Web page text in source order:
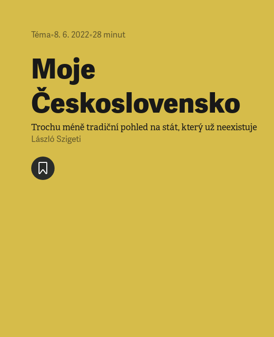
Téma•8. 6. 2022•28 minut
Moje
Československo
Trochu méně tradiční pohled na stát, který už neexistuje
László Szigeti